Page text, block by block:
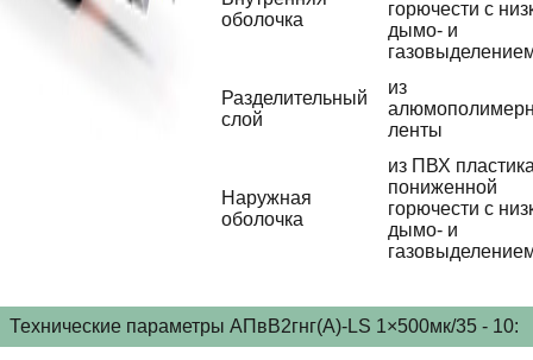
оболочка
горючести с
дымо- и
Разделительный
слой
из
ленты
Наружная
оболочка
из ПВХ
пониженной
горючести с
дымо- и
Технические параметры АПвВ2гнг(А)-LS 1×500мк/35 - 10: